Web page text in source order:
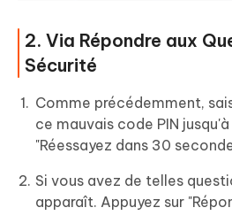
2. Via Répondre aux
Sécurité
Comme précédemment,
ce mauvais code PIN
"Réessayez dans 30
Si vous avez de telles
apparaît. Appuyez sur